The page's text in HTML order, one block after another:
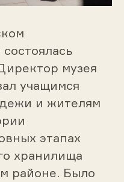
музея
учащимся
и жителям
этапах
хранилища
районе. Было